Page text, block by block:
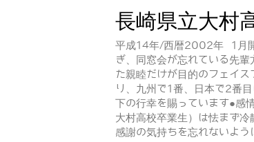
長崎県立大村
平成14年/西暦2002年 1月開
ぎ、同窓会が忘れている先
た親睦だけが目的のフェイ
り、九州で1番、日本で2番
下の行幸を賜っています●感
大村高校卒業生）は怯まず
感謝の気持ちを忘れないよう